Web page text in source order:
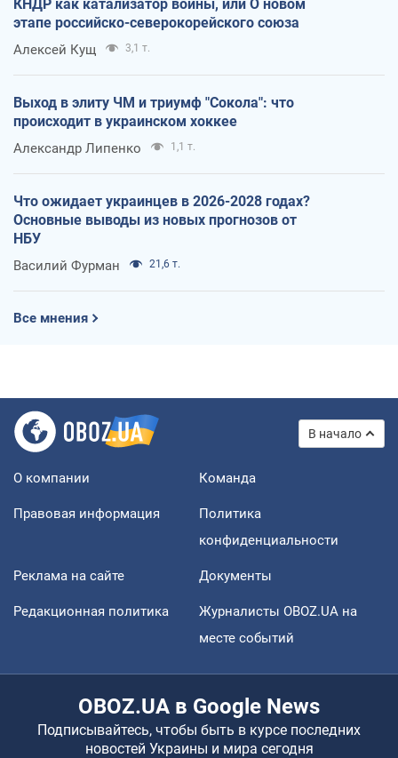
КНДР как катализатор войны, или О новом
этапе российско-северокорейского союза
Алексей Кущ 3,1 т.
Выход в элиту ЧМ и триумф "Сокола": что
происходит в украинском хоккее
Александр Липенко 1,1 т.
Что ожидает украинцев в 2026-2028 годах?
Основные выводы из новых прогнозов от
НБУ
Василий Фурман 21,6 т.
Все мнения
В начало
О компании Команда
Правовая информация
Политика
конфиденциальности
Реклама на сайте Документы
Редакционная политика
Журналисты OBOZ.UA на
месте событий
OBOZ.UA в Google News
Подписывайтесь, чтобы быть в курсе последних
новостей Украины и мира сегодня